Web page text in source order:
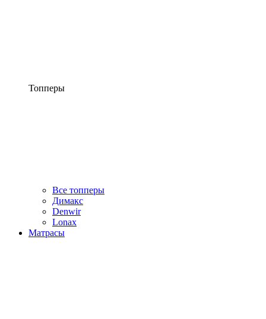
Топперы
Все топперы
Димакс
Denwir
Lonax
Матрасы